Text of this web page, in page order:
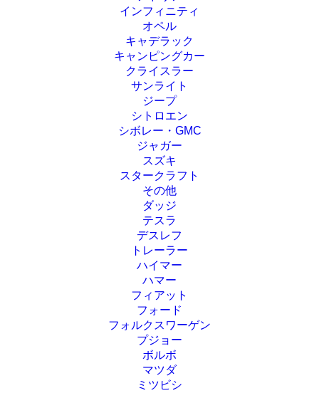
インフィニティ
オペル
キャデラック
キャンピングカー
クライスラー
サンライト
ジープ
シトロエン
シボレー・GMC
ジャガー
スズキ
スタークラフト
その他
ダッジ
テスラ
デスレフ
トレーラー
ハイマー
ハマー
フィアット
フォード
フォルクスワーゲン
プジョー
ボルボ
マツダ
ミツビシ